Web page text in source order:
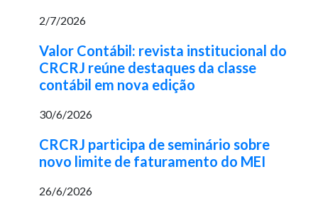
2/7/2026
Valor Contábil: revista institucional do
CRCRJ reúne destaques da classe
contábil em nova edição
30/6/2026
CRCRJ participa de seminário sobre
novo limite de faturamento do MEI
26/6/2026